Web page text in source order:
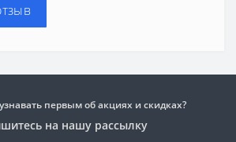
первым об акциях и скидках?
на нашу рассылку